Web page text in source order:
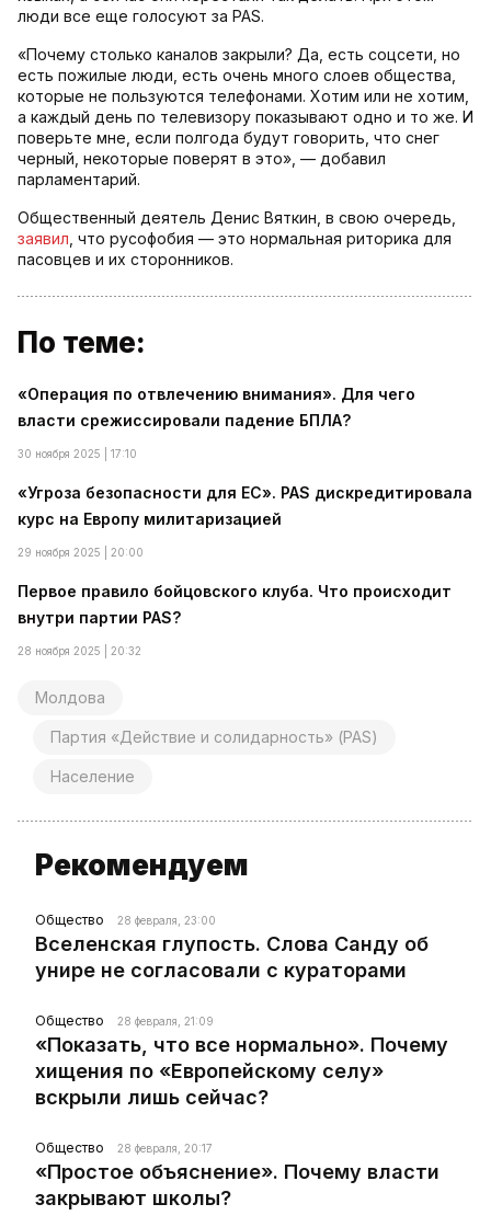
люди все еще голосуют за PAS.
«Почему столько каналов закрыли? Да, есть соцсети, но
есть пожилые люди, есть очень много слоев общества,
которые не пользуются телефонами. Хотим или не хотим,
а каждый день по телевизору показывают одно и то же. И
поверьте мне, если полгода будут говорить, что снег
черный, некоторые поверят в это», — добавил
парламентарий.
Общественный деятель Денис Вяткин, в свою очередь,
заявил , что русофобия — это нормальная риторика для
пасовцев и их сторонников.
По теме:
«Операция по отвлечению внимания». Для чего
власти срежиссировали падение БПЛА?
30 ноября 2025 | 17:10
«Угроза безопасности для ЕС». PAS дискредитировала
курс на Европу милитаризацией
29 ноября 2025 | 20:00
Первое правило бойцовского клуба. Что происходит
внутри партии PAS?
28 ноября 2025 | 20:32
Молдова
Партия «Действие и солидарность» (PAS)
Население
Рекомендуем
Общество 28 февраля, 23:00
Вселенская глупость. Слова Санду об
унире не согласовали с кураторами
Общество 28 февраля, 21:09
«Показать, что все нормально». Почему
хищения по «Европейскому селу»
вскрыли лишь сейчас?
Общество 28 февраля, 20:17
«Простое объяснение». Почему власти
закрывают школы?